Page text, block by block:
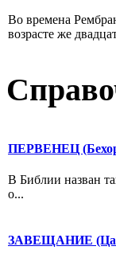
Во времена
возрасте же
ПЕРВЕНЕЦ
В Библии назван
о...
ЗАВЕЩАНИЕ